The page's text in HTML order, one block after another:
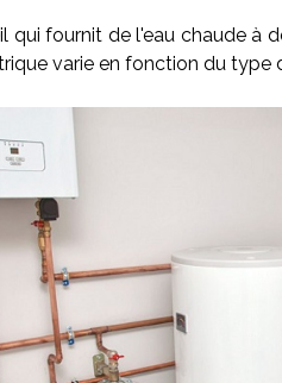
qui fournit de l'eau chaude
varie en fonction du